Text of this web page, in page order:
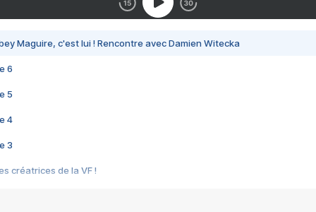
Maguire, c'est lui ! Rencontre avec Damien Witecka
6
5
4
3
créatrices de la VF !